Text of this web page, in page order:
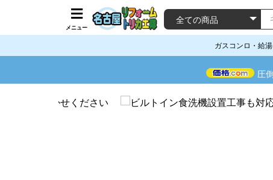
メニュー
ガスコンロ・給
圧